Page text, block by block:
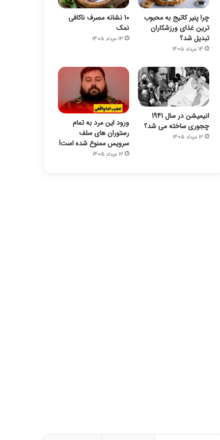
چرا پنیر کاتیج به محبوب
ترین غذای ورزشکاران
تبدیل شد؟
14 مرداد 1405
10 نشانه مصرف ناکافی
نمک
13 مرداد 1405
انیمیشن در سال 1941
چجوری ساخته می شد؟
12 مرداد 1405
ورود این مرد به تمام
رستوران های سلف
سرویس ممنوع شده است!
12 مرداد 1405